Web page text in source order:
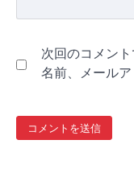
次回のコメン
名前、メールア